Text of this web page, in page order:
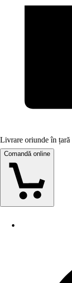
Livrare oriunde în țară
Comandă online